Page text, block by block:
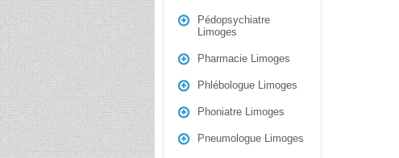
Pédopsychiatre
Limoges
Pharmacie Limoges
Phlébologue Limoges
Phoniatre Limoges
Pneumologue Limoges